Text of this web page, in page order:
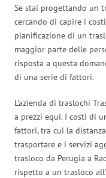
Se stai progettando un
cercando di capire i
pianificazione di un
maggior parte delle
risposta a questa
di una serie di fattori.
L’azienda di traslochi
a prezzi equi. I costi di
fattori, tra cui la
trasportare e i servizi
trasloco da Perugia a
rispetto a un trasloco